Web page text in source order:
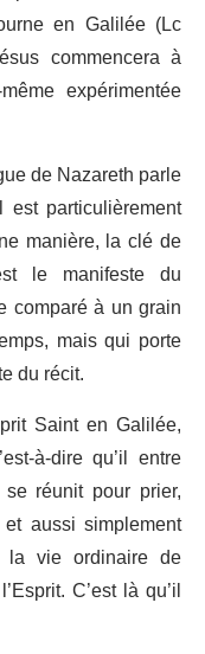
en Galilée (Lc
commencera à
expérimentée
de Nazareth parle
particulièrement
manière, la clé de
le manifeste du
comparé à un grain
mais qui porte
du récit.
Saint en Galilée,
à-dire qu’il entre
réunit pour prier,
aussi simplement
la vie ordinaire de
C’est là qu’il